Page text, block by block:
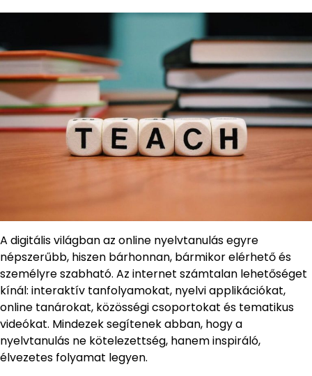
A digitális világban az online nyelvtanulás egyre
népszerűbb, hiszen bárhonnan, bármikor elérhető és
személyre szabható. Az internet számtalan lehetőséget
kínál: interaktív tanfolyamokat, nyelvi applikációkat,
online tanárokat, közösségi csoportokat és tematikus
videókat. Mindezek segítenek abban, hogy a
nyelvtanulás ne kötelezettség, hanem inspiráló,
élvezetes folyamat legyen.